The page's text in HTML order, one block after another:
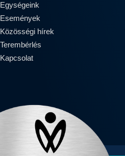
Egységeink
Események
Közösségi hírek
Terembérlés
Kapcsolat